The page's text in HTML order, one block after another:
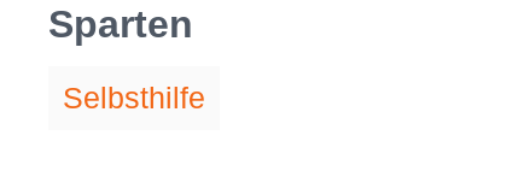
Sparten
Selbsthilfe